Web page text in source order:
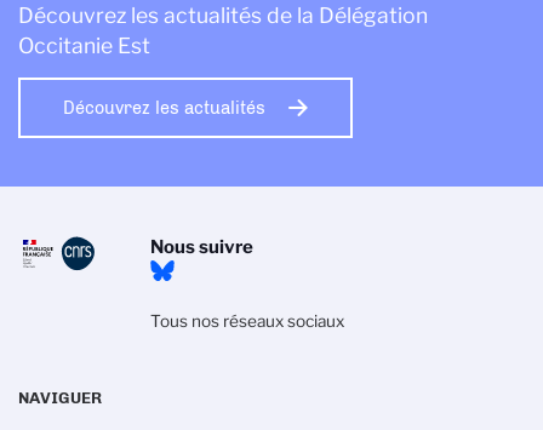
Découvrez les actualités de la Délégation
Occitanie Est
Découvrez les actualités
Nous suivre
Tous nos réseaux sociaux
NAVIGUER